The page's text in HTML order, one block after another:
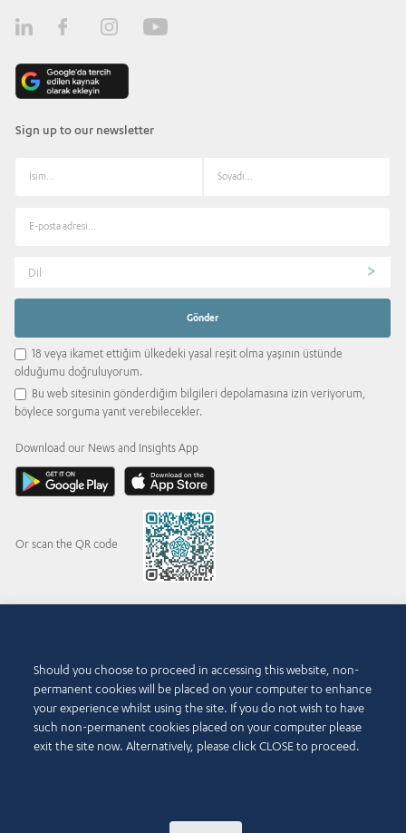
Sign up to our newsletter
Dil
18 veya ikamet ettiğim ülkedeki yasal reşit olma yaşının üstünde
olduğumu doğruluyorum.
Bu web sitesinin gönderdiğim bilgileri depolamasına izin veriyorum,
böylece sorguma yanıt verebilecekler.
Download our News and Insights App
Or scan the QR code
Latif Jameel logotype and pentagon-shaped graphics are trademarks or registered
trademarks of Abdul Latif Jameel IPR Company Limited.
Kullanma Koşulları
Erişilebilirlik Politikası
Should you choose to proceed in accessing this website, non-
permanent cookies will be placed on your computer to enhance
your experience whilst using the site. If you do not wish to have
such non-permanent cookies placed on your computer please
exit the site now. Alternatively, please click CLOSE to proceed.